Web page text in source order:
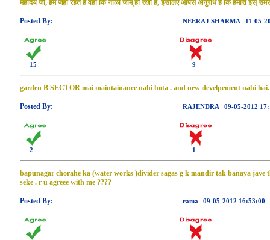
महोदय जी, हम जहा रहतॆ है वहा कि नाळी जाम् हॊ रखी है, इसलिए आपसॆ अनुरॊध है कि हमारी इस्
Posted By: NEERAJ SHARMA 11-05-
15 9
garden B SECTOR mai maintainance nahi hota . and new develpement nahi hai.
Posted By: RAJENDRA 09-05-2012
2 1
bapunagar chorahe ka (water works )divider sagas g k mandir tak banaya jaye
seke . r u agreee with me ????
Posted By: rama 09-05-2012 16:53:00